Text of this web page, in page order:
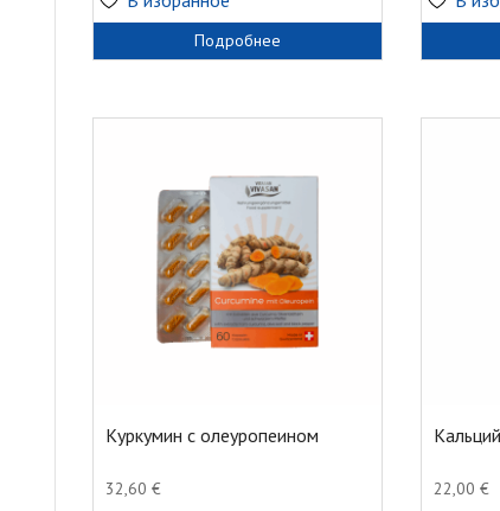
Подробнее
Куркумин с олеуропеином
32,60€
Кальций
22,00€